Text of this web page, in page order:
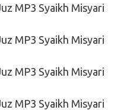
MP3 Syaikh Misyari
MP3 Syaikh Misyari
MP3 Syaikh Misyari
MP3 Syaikh Misyari